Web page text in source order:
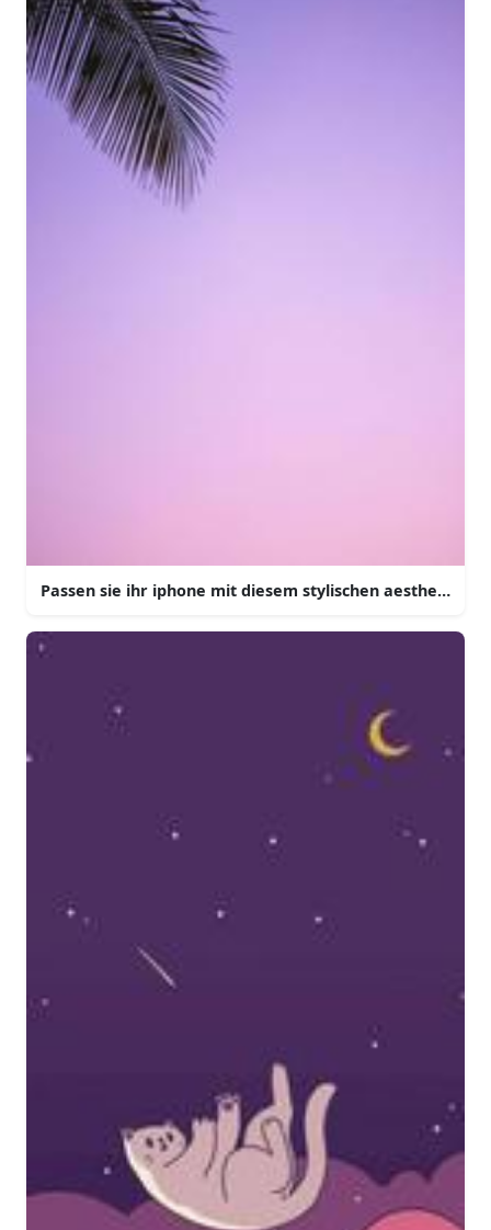
Passen sie ihr iphone mit diesem stylischen